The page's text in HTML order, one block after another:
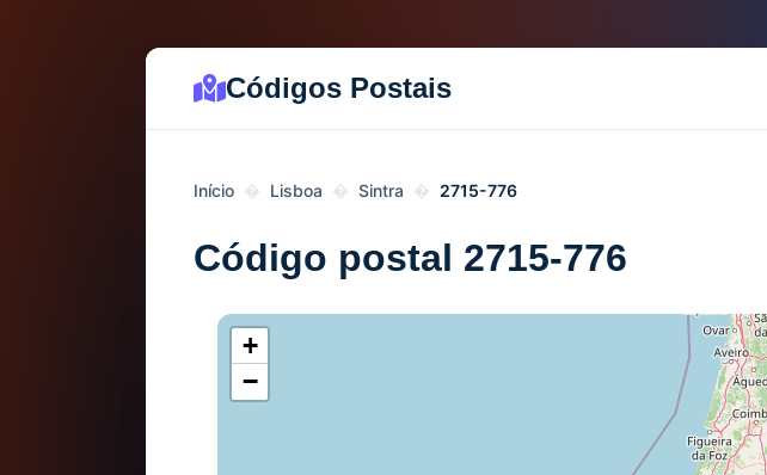
Códigos Postais
Início Lisboa Sintra 2715-776
Código postal 2715-776
+
−